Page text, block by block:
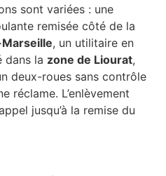
sont variées : une
remisée côté de la
, un utilitaire en
dans la zone de Liourat,
deux-roues sans contrôle
réclame. L’enlèvement
jusqu’à la remise du